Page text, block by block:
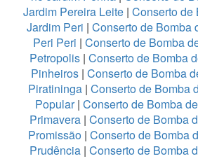
Jardim Pereira Leite| Conserto de
Jardim Peri | Conserto de Bomba
Peri Peri | Conserto de Bomba
Petropolis | Conserto de Bomba
Pinheiros | Conserto de Bomba
Piratininga| Conserto de Bomba
Popular| Conserto de Bomba
Primavera| Conserto de Bomba
Promissão | Conserto de Bomba
Prudência| Conserto de Bomba